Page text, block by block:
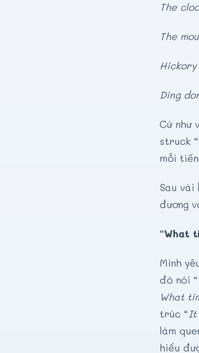
The
The
Ding
Cứ như
struck
mỗi
Sau
đương
“What
Mình
đó nói “
What
trúc “It
làm
hiểu